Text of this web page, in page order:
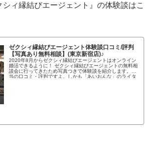
シィ縁結びエージェント』の体験談はこ
ゼクシィ縁結びエージェント体験談口コミ/評判
【写真あり無料相談】(東京新宿店)♪
2020年8月からゼクシィ縁結びエージェントはオンライン
婚活できるように！ ゼクシィ縁結びエージェントの無料相
談会に行ってきたため写真つきで体験談を紹介します。本
当の口コミ・評判ですよ。しかも「あいおんな」のライタ